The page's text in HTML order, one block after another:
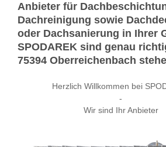
Anbieter für
Dachreinigung sowie
oder Dachsanierung in Ihrer
SPODAREK sind genau
75394 Oberreichenbach
Herzlich Willkommen bei
-
Wir sind Ihr Anbieter